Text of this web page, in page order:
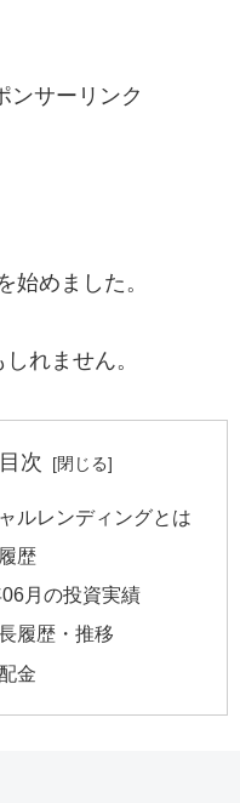
ンサーリンク
始めました。
れません。
目次
ルレンディングとは
歴
月の投資実績
履歴・推移
金